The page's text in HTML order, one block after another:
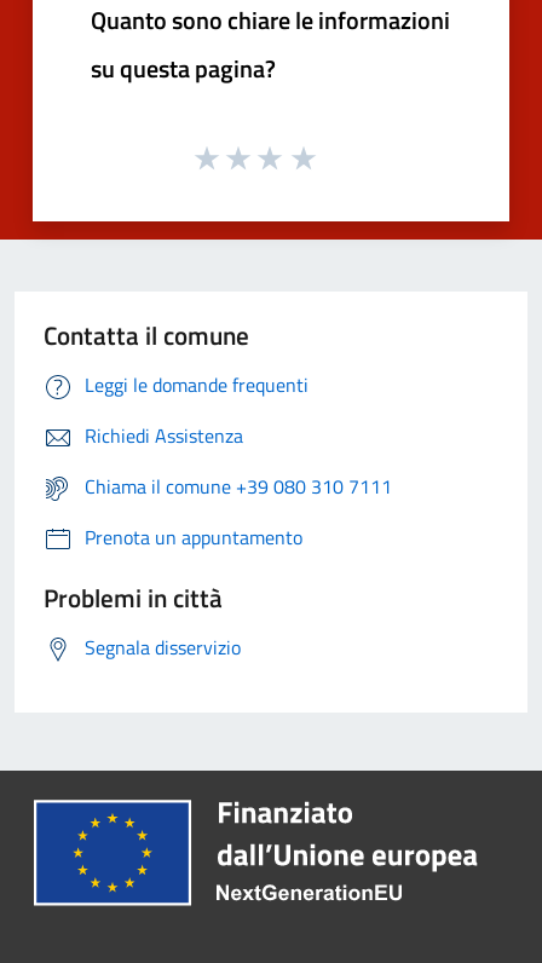
Quanto sono chiare le informazioni
su questa pagina?
Contatta il comune
Leggi le domande frequenti
Richiedi Assistenza
Chiama il comune +39 080 310 7111
Prenota un appuntamento
Problemi in città
Segnala disservizio